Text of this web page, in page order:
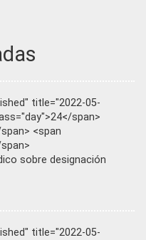
title="2022-05-
span>
<span
sobre designación
title="2022-05-